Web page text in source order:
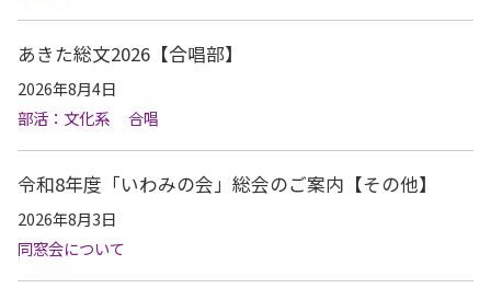
あきた総文2026【合唱部】
2026年8月4日
部活：文化系
合唱
令和8年度「いわみの会」総会のご案内【その他】
2026年8月3日
同窓会について